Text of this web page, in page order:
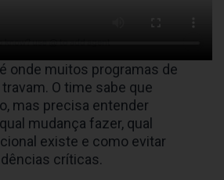
onde muitos programas de
O time sabe que
mas precisa entender
mudança fazer, qual
existe e como evitar
críticas.